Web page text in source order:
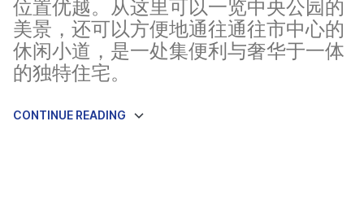
位置优越。从这里可以一览中央公园的
美景，还可以方便地通往通往市中心的
休闲小道，是一处集便利与奢华于一体
的独特住宅。
CONTINUE READING